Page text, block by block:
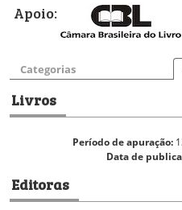
Apoio:
Categorias
Livros
Período de apuração:
Data de
Editoras